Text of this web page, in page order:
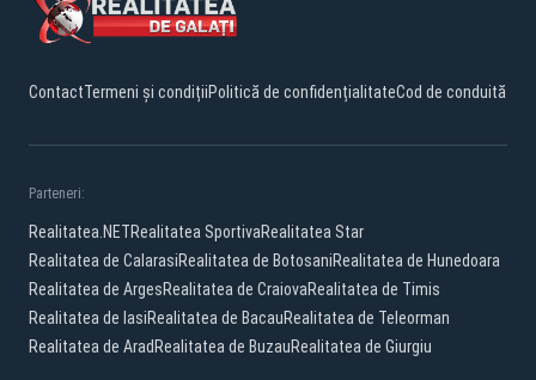
ContactTermeni și condițiiPolitică de confidențialitateCod de conduită
Parteneri:
Realitatea.NETRealitatea SportivaRealitatea Star
Realitatea de CalarasiRealitatea de BotosaniRealitatea de Hunedoara
Realitatea de ArgesRealitatea de CraiovaRealitatea de Timis
Realitatea de IasiRealitatea de BacauRealitatea de Teleorman
Realitatea de Arad Realitatea de BuzauRealitatea de Giurgiu